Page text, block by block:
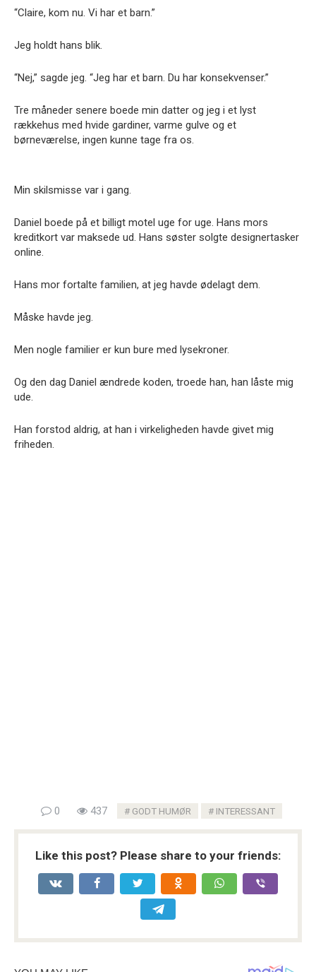
“Claire, kom nu. Vi har et barn.”
Jeg holdt hans blik.
“Nej,” sagde jeg. “Jeg har et barn. Du har konsekvenser.”
Tre måneder senere boede min datter og jeg i et lyst
rækkehus med hvide gardiner, varme gulve og et
børneværelse, ingen kunne tage fra os.
Min skilsmisse var i gang.
Daniel boede på et billigt motel uge for uge. Hans mors
kreditkort var maksede ud. Hans søster solgte designertasker
online.
Hans mor fortalte familien, at jeg havde ødelagt dem.
Måske havde jeg.
Men nogle familier er kun bure med lysekroner.
Og den dag Daniel ændrede koden, troede han, han låste mig
ude.
Han forstod aldrig, at han i virkeligheden havde givet mig
friheden.
0 437 GODT HUMØR INTERESSANT
Like this post? Please share to your friends: